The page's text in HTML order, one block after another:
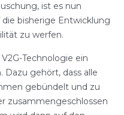
ist es nun
bisherige Entwicklung
zu werfen.
Technologie ein
Dazu gehört, dass alle
gebündelt und zu
zusammengeschlossen